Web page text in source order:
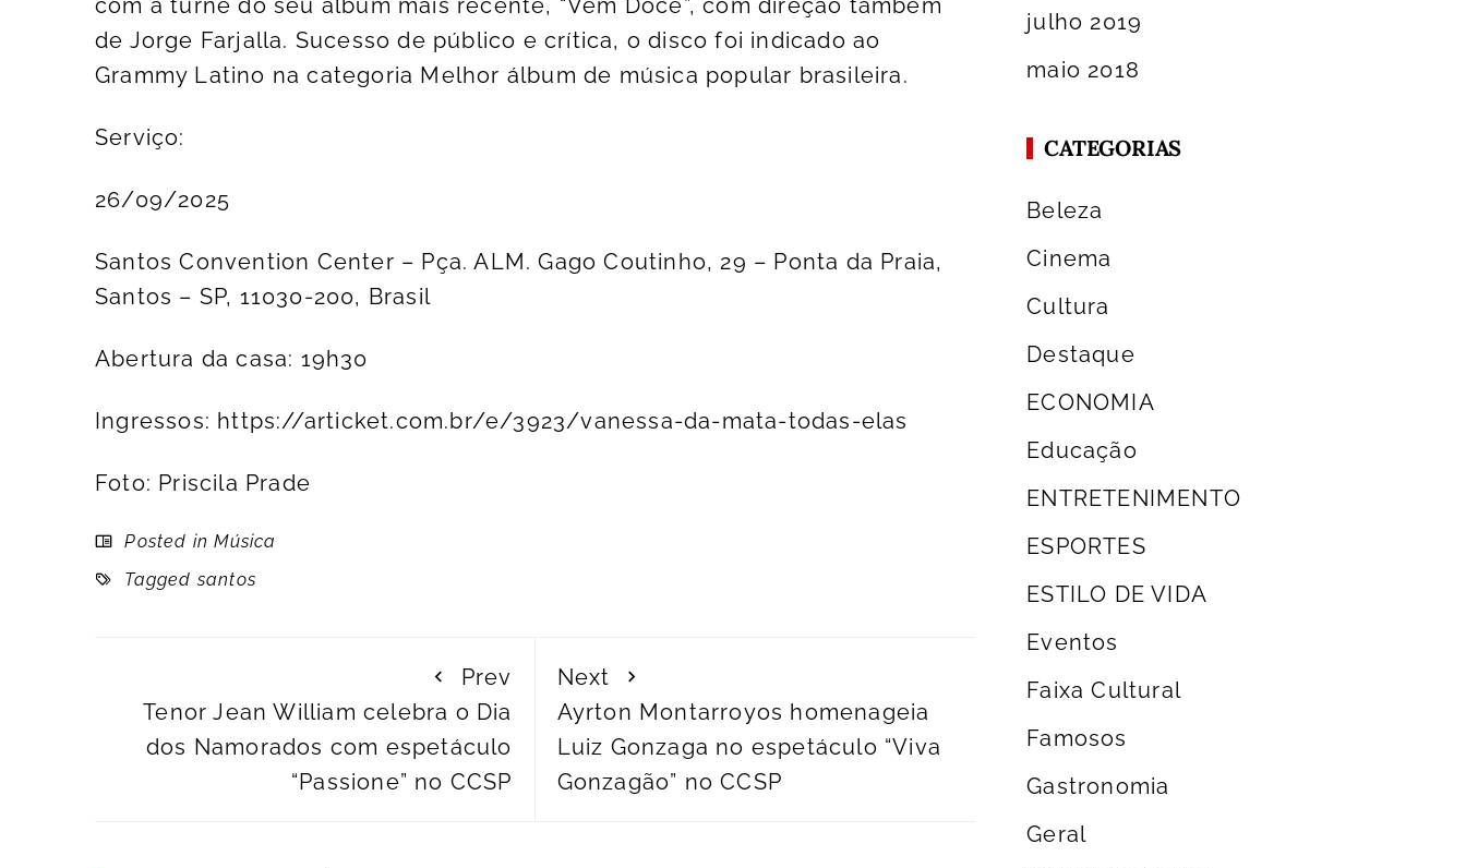
com a turnê do seu álbum mais recente, “Vem Doce”, com direção também
de Jorge Farjalla. Sucesso de público e crítica, o disco foi indicado ao
Grammy Latino na categoria Melhor álbum de música popular brasileira.
Serviço:
26/09/2025
Santos Convention Center – Pça. ALM. Gago Coutinho, 29 – Ponta da Praia,
Santos – SP, 11030-200, Brasil
Abertura da casa: 19h30
Ingressos: https://articket.com.br/e/3923/vanessa-da-mata-todas-elas
Foto: Priscila Prade
Posted inMúsica
Taggedsantos
Prev
Tenor Jean William celebra o Dia
dos Namorados com espetáculo
“Passione” no CCSP
Next
Ayrton Montarroyos homenageia
Luiz Gonzaga no espetáculo “Viva
Gonzagão” no CCSP
julho 2019
maio 2018
CATEGORIAS
Beleza
Cinema
Cultura
Destaque
ECONOMIA
Educação
ENTRETENIMENTO
ESPORTES
ESTILO DE VIDA
Eventos
Faixa Cultural
Famosos
Gastronomia
Geral